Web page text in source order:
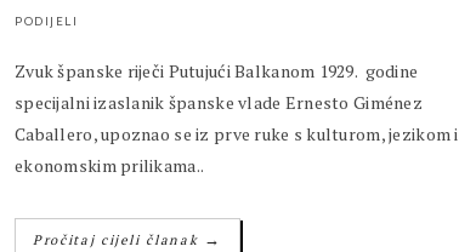
PODIJELI
Zvuk španske riječi Putujući Balkanom 1929. godine
specijalni izaslanik španske vlade Ernesto Giménez
Caballero, upoznao se iz prve ruke s kulturom, jezikom i
ekonomskim prilikama..
Pročitaj cijeli članak →